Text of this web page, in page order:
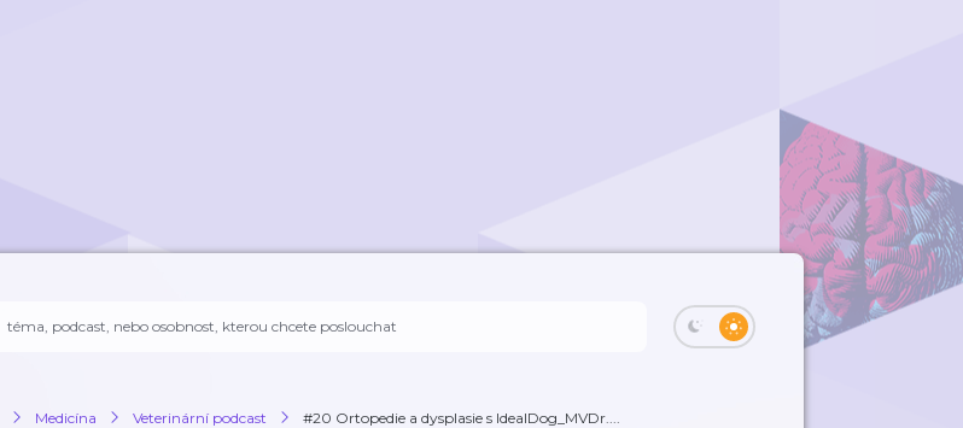
Medicína Veterinární podcast #20 Ortopedie a dysplasie s IdealDog_MVDr....